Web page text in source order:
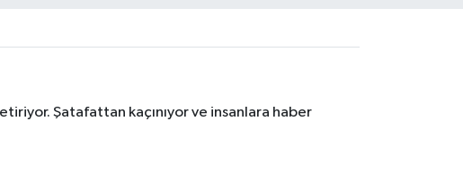
Şatafattan kaçınıyor ve insanlara haber